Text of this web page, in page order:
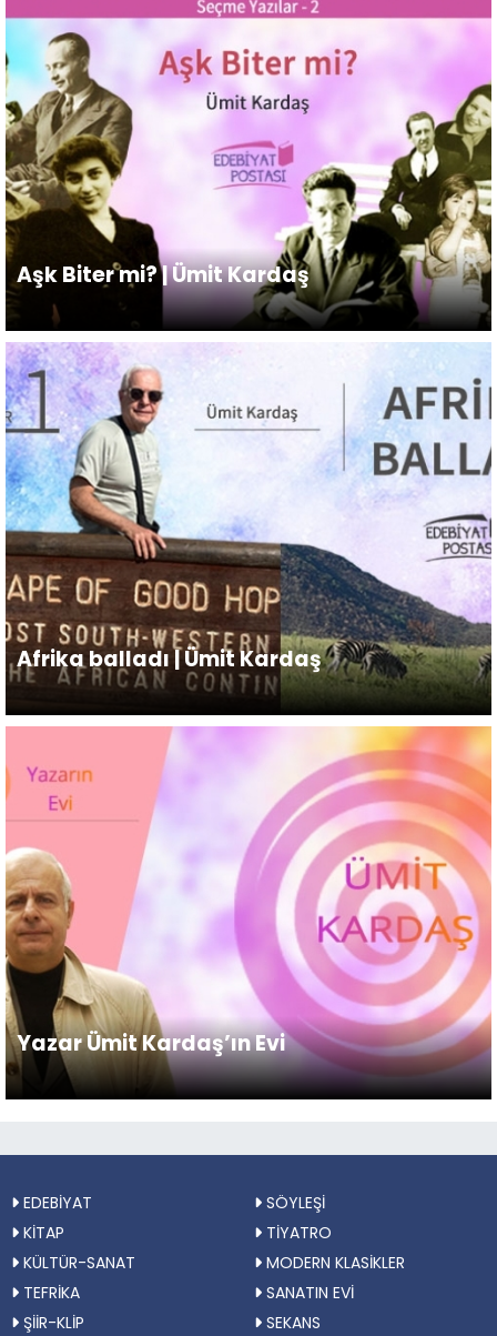
Aşk Biter mi? | Ümit Kardaş
Afrika balladı | Ümit Kardaş
Yazar Ümit Kardaş’ın Evi
EDEBİYAT
SÖYLEŞİ
KİTAP
TİYATRO
KÜLTÜR-SANAT
MODERN KLASİKLER
TEFRİKA
SANATIN EVİ
ŞİİR-KLİP
SEKANS